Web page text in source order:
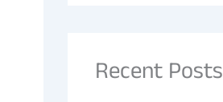
Recent Posts